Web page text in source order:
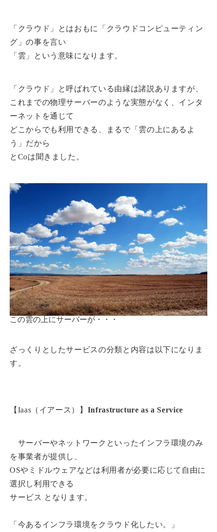
「クラウド」とはおもに「クラウドコンピューティン
グ」の事を言い
「雲」という意味になります。
「クラウド」と呼ばれている由縁は諸説ありますが、
これまでの物理サーバーのような実態がなく、インタ
ーネットを通じて
どこからでも利用できる、まるで「雲の上にあるよ
う」だから
とCoは聞きました。
この雲の上にサーバーが・・・
ざっくりとしたサービスの分類と内容は以下になりま
す。
【Iaas（イアース）】 Infrastructure as a Service
サーバーやネットワークといったインフラ環境のみ
を事業者が提供し、
OSやミドルウェアなどは利用者が必要に応じて自由に
選択し利用できる
サービス となります。
「今あるインフラ環境をクラウド化したい。」